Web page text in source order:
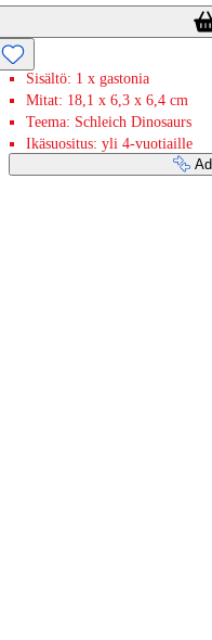
Sisältö: 1 x gastonia
Mitat: 18,1 x 6,3 x 6,4 cm
Teema: Schleich Dinosaurs
Ikäsuositus: yli 4-vuotiaille